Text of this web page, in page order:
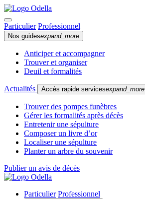
Particulier Professionnel
Nos guidesexpand_more
Anticiper et accompagner
Trouver et organiser
Deuil et formalités
Actualités Accès rapide servicesexpand_more
Trouver des pompes funèbres
Gérer les formalités après décès
Entretenir une sépulture
Composer un livre d’or
Localiser une sépulture
Planter un arbre du souvenir
Publier un avis de décès
Particulier Professionnel